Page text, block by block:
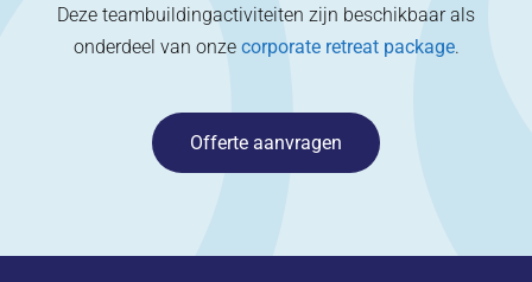
Deze teambuildingactiviteiten zijn beschikbaar als
onderdeel van onze corporate retreat package.
Offerte aanvragen